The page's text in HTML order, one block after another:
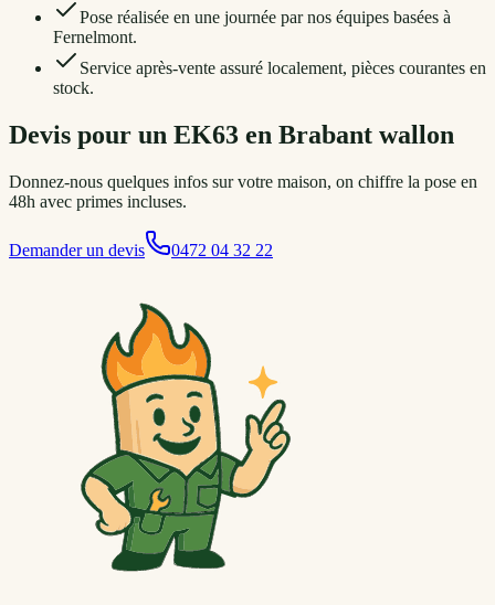
Pose réalisée en une journée par nos équipes basées à
Fernelmont.
Service après-vente assuré localement, pièces courantes en
stock.
Devis pour un EK63 en Brabant wallon
Donnez-nous quelques infos sur votre maison, on chiffre la pose en
48h avec primes incluses.
Demander un devis 0472 04 32 22